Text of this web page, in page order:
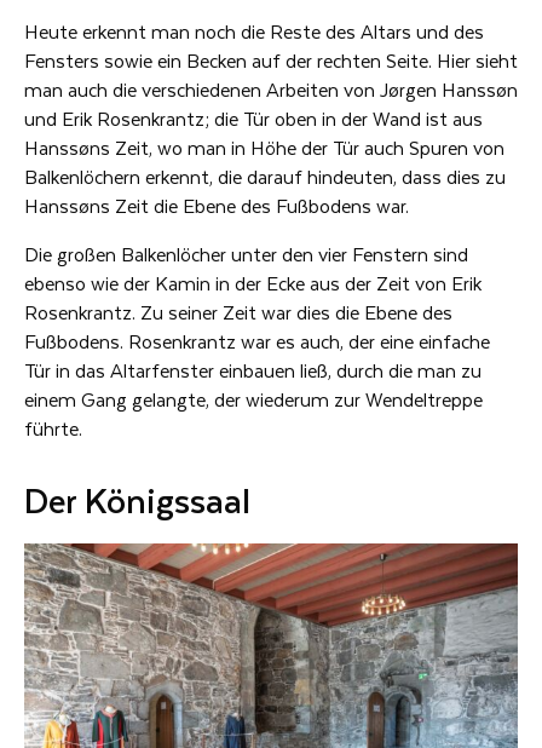
Heute erkennt man noch die Reste des Altars und des
Fensters sowie ein Becken auf der rechten Seite. Hier sieht
man auch die verschiedenen Arbeiten von Jørgen Hanssøn
und Erik Rosenkrantz; die Tür oben in der Wand ist aus
Hanssøns Zeit, wo man in Höhe der Tür auch Spuren von
Balkenlöchern erkennt, die darauf hindeuten, dass dies zu
Hanssøns Zeit die Ebene des Fußbodens war.
Die großen Balkenlöcher unter den vier Fenstern sind
ebenso wie der Kamin in der Ecke aus der Zeit von Erik
Rosenkrantz. Zu seiner Zeit war dies die Ebene des
Fußbodens. Rosenkrantz war es auch, der eine einfache
Tür in das Altarfenster einbauen ließ, durch die man zu
einem Gang gelangte, der wiederum zur Wendeltreppe
führte.
Der Königssaal